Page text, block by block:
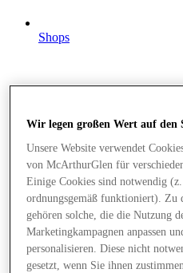
Shops
Wir legen großen Wert auf den
Unsere Website verwendet
von McArthurGlen für
Einige Cookies sind notwendig
ordnungsgemäß funktioniert). Zu
gehören solche, die die Nutzung
Marketingkampagnen anpassen
personalisieren. Diese nicht
gesetzt, wenn Sie ihnen